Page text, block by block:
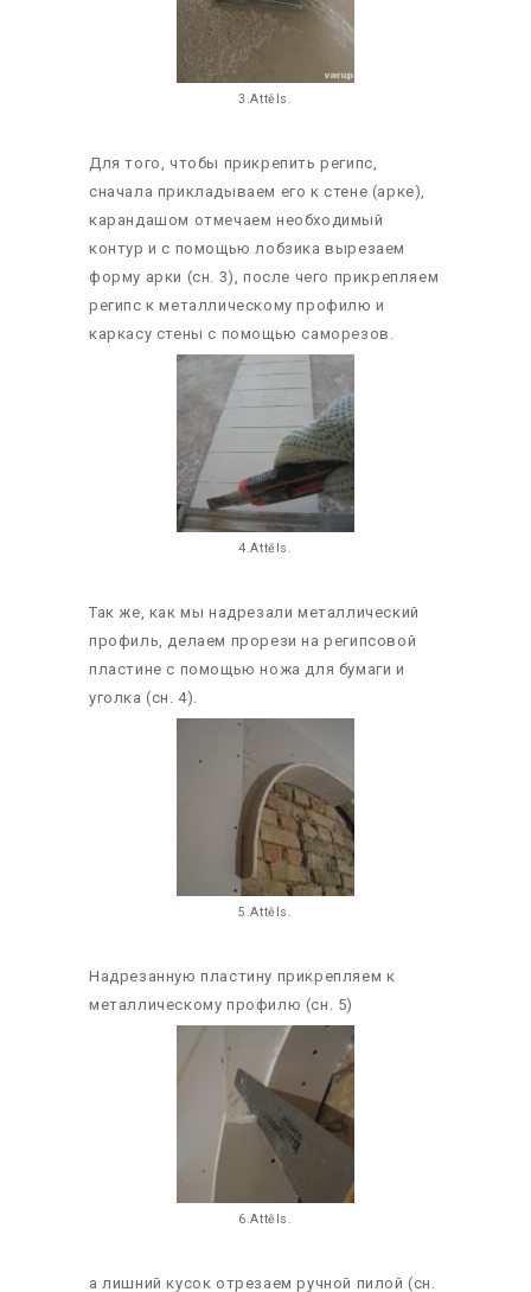
3.Attēls.
Для того, чтобы прикрепить регипс,
сначала прикладываем его к стене (арке),
карандашом отмечаем необходимый
контур и с помощью лобзика вырезаем
форму арки (сн. 3), после чего прикрепляем
регипс к металлическому профилю и
каркасу стены с помощью саморезов.
4.Attēls.
Так же, как мы надрезали металлический
профиль, делаем прорези на регипсовой
пластине с помощью ножа для бумаги и
уголка (сн. 4).
5.Attēls.
Надрезанную пластину прикрепляем к
металлическому профилю (сн. 5)
6.Attēls.
а лишний кусок отрезаем ручной пилой (сн.